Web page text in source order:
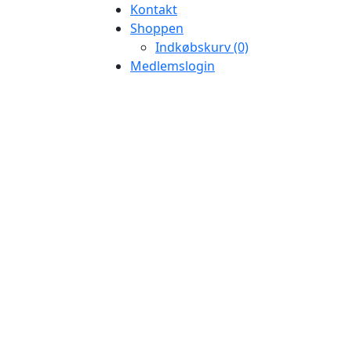
Kontakt
Shoppen
Indkøbskurv (0)
Medlemslogin